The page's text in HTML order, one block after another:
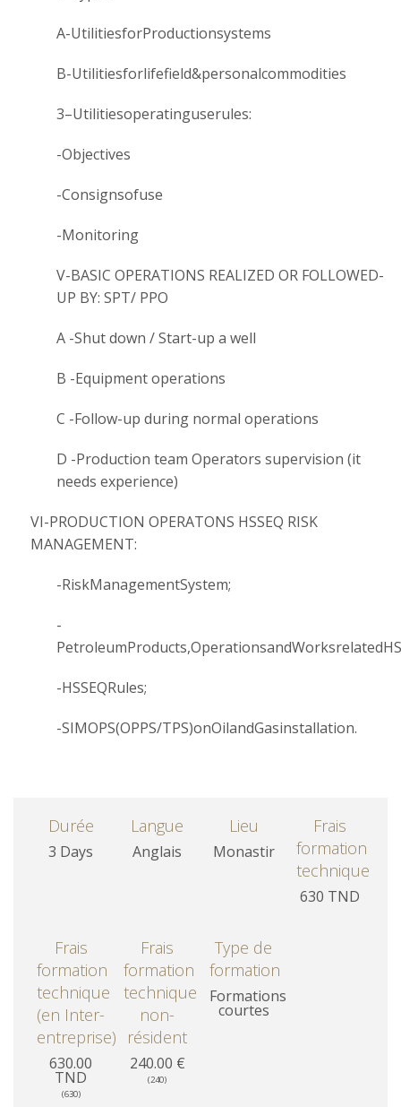
A-UtilitiesforProductionsystems
B-Utilitiesforlifefield&personalcommodities
3–Utilitiesoperatinguserules:
-Objectives
-Consignsofuse
-Monitoring
V-BASIC OPERATIONS REALIZED OR FOLLOWED-
UP BY: SPT/ PPO
A -Shut down / Start-up a well
B -Equipment operations
C -Follow-up during normal operations
D -Production team Operators supervision (it
needs experience)
VI-PRODUCTION OPERATONS HSSEQ RISK
MANAGEMENT:
-RiskManagementSystem;
-
-HSSEQRules;
-SIMOPS(OPPS/TPS)onOilandGasinstallation.
Durée
3 Days
Langue
Anglais
Lieu
Monastir
Frais
formation
technique
630 TND
Frais
formation
technique
(en Inter-
entreprise)
630.00
TND
(630)
Frais
formation
technique
non-
résident
240.00 €
(240)
Type de
formation
Formations
courtes